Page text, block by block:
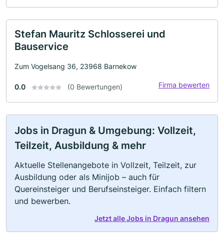
Stefan Mauritz Schlosserei und
Bauservice
Zum Vogelsang 36, 23968 Barnekow
0.0 (0 Bewertungen) Firma bewerten
Jobs in Dragun & Umgebung: Vollzeit,
Teilzeit, Ausbildung & mehr
Aktuelle Stellenangebote in Vollzeit, Teilzeit, zur
Ausbildung oder als Minijob – auch für
Quereinsteiger und Berufseinsteiger. Einfach filtern
und bewerben.
Jetzt alle Jobs in Dragun ansehen